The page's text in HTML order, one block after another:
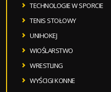
TECHNOLOGIE W SPORCIE
TENIS STOŁOWY
UNIHOKEJ
WIOŚLARSTWO
WRESTLING
WYŚCIGI KONNE